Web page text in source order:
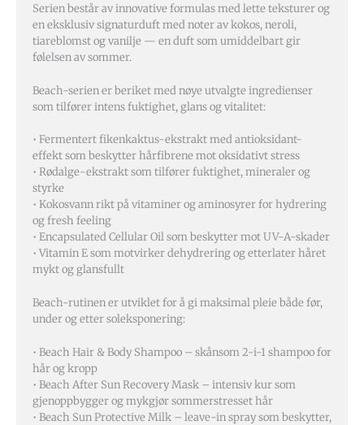
Serien består av innovative formulas med lette teksturer og
en eksklusiv signaturduft med noter av kokos, neroli,
tiareblomst og vanilje — en duft som umiddelbart gir
følelsen av sommer.
Beach-serien er beriket med nøye utvalgte ingredienser
som tilfører intens fuktighet, glans og vitalitet:
• Fermentert fikenkaktus-ekstrakt med antioksidant-
effekt som beskytter hårfibrene mot oksidativt stress
• Rødalge-ekstrakt som tilfører fuktighet, mineraler og
styrke
• Kokosvann rikt på vitaminer og aminosyrer for hydrering
og fresh feeling
• Encapsulated Cellular Oil som beskytter mot UV-A-skader
• Vitamin E som motvirker dehydrering og etterlater håret
mykt og glansfullt
Beach-rutinen er utviklet for å gi maksimal pleie både før,
under og etter soleksponering:
• Beach Hair & Body Shampoo – skånsom 2-i-1 shampoo for
hår og kropp
• Beach After Sun Recovery Mask – intensiv kur som
gjenoppbygger og mykgjør sommerstresset hår
• Beach Sun Protective Milk – leave-in spray som beskytter,